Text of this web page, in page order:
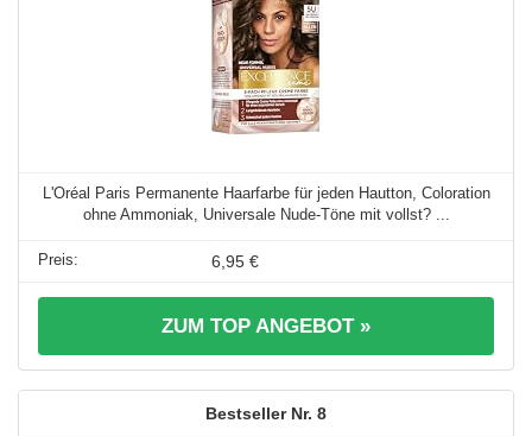
L'Oréal Paris Permanente Haarfarbe für jeden Hautton, Coloration
ohne Ammoniak, Universale Nude-Töne mit vollst? ...
6,95 €
ZUM TOP ANGEBOT »
8